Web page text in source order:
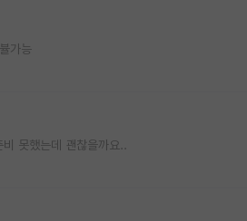
가능
못했는데 괜찮을까요..